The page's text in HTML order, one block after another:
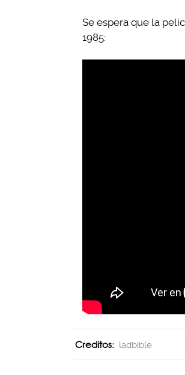
Se espera que la
1985:
Creditos: ladbible